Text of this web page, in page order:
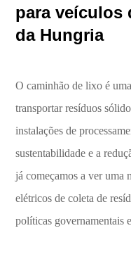
para veículos
da Hungria
O caminhão de lixo é
transportar resíduos
instalações de
sustentabilidade e a
já começamos a ver uma
elétricos de coleta de
políticas governamentais